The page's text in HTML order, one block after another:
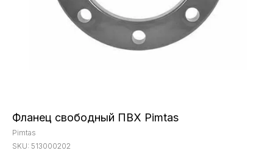
Фланец свободный ПВХ Pimtas
Pimtas
SKU: 513000202